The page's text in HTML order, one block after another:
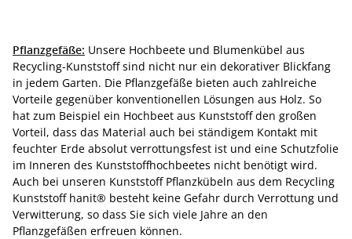
Pflanzgefäße: Unsere Hochbeete und Blumenkübel aus
Recycling-Kunststoff sind nicht nur ein dekorativer Blickfang
in jedem Garten. Die Pflanzgefäße bieten auch zahlreiche
Vorteile gegenüber konventionellen Lösungen aus Holz. So
hat zum Beispiel ein Hochbeet aus Kunststoff den großen
Vorteil, dass das Material auch bei ständigem Kontakt mit
feuchter Erde absolut verrottungsfest ist und eine Schutzfolie
im Inneren des Kunststoffhochbeetes nicht benötigt wird.
Auch bei unseren Kunststoff Pflanzkübeln aus dem Recycling
Kunststoff hanit® besteht keine Gefahr durch Verrottung und
Verwitterung, so dass Sie sich viele Jahre an den
Pflanzgefäßen erfreuen können.